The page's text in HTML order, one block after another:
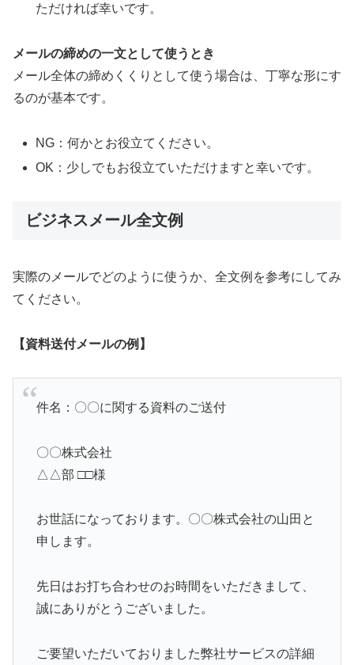
ただければ幸いです。
メールの締めの一文として使うとき
メール全体の締めくくりとして使う場合は、丁寧な形にす
るのが基本です。
NG：何かとお役立てください。
OK：少しでもお役立ていただけますと幸いです。
ビジネスメール全文例
実際のメールでどのように使うか、全文例を参考にしてみ
てください。
【資料送付メールの例】
件名：〇〇に関する資料のご送付
〇〇株式会社
△△部 □□様
お世話になっております。〇〇株式会社の山田と
申します。
先日はお打ち合わせのお時間をいただきまして、
誠にありがとうございました。
ご要望いただいておりました弊社サービスの詳細